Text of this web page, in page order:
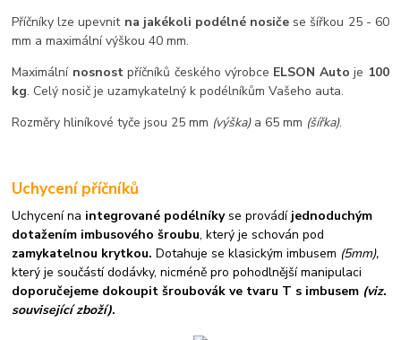
Příčníky lze upevnit na jakékoli podélné nosiče se šířkou 25 - 60
mm a maximální výškou 40 mm.
Maximální nosnostpříčníků českého výrobce ELSON Autoje 100
kg. Celý nosič je uzamykatelný k podélníkům Vašeho auta.
Rozměry hliníkové tyče jsou 25 mm (výška)a 65 mm (šířka).
Uchycení příčníků
Uchycení na integrované podélníkyse provádí jednoduchým
dotažením imbusového šroubu, který je schován pod
zamykatelnou krytkou.Dotahuje se klasickým imbusem (5mm),
který je součástí dodávky, nicméně pro pohodlnější manipulaci
doporučejeme dokoupit šroubovák ve tvaru T s imbusem (viz.
související zboží).